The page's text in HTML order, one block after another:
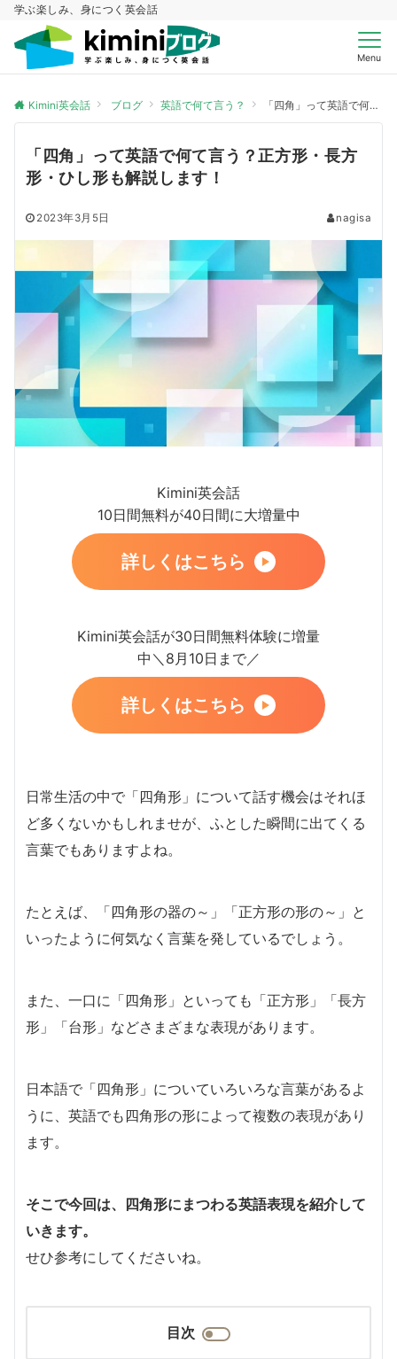
学ぶ楽しみ、身につく英会話
Menu
Kimini英会話 ブログ 英語で何て言う？ 「四角」って英語で何て言う？正方形・長方形・ひし形も解説します！
「四角」って英語で何て言う？正方形・長方
形・ひし形も解説します！
2023年3月5日 nagisa
Kimini英会話
10日間無料が40日間に大増量中
詳しくはこちら
Kimini英会話が30日間無料体験に増量
中＼8月10日まで／
詳しくはこちら
日常生活の中で「四角形」について話す機会はそれほ
ど多くないかもしれませが、ふとした瞬間に出てくる
言葉でもありますよね。
たとえば、「四角形の器の～」「正方形の形の～」と
いったように何気なく言葉を発しているでしょう。
また、一口に「四角形」といっても「正方形」「長方
形」「台形」などさまざまな表現があります。
日本語で「四角形」についていろいろな言葉があるよ
うに、英語でも四角形の形によって複数の表現があり
ます。
そこで今回は、四角形にまつわる英語表現を紹介して
いきます。
せひ参考にしてくださいね。
目次